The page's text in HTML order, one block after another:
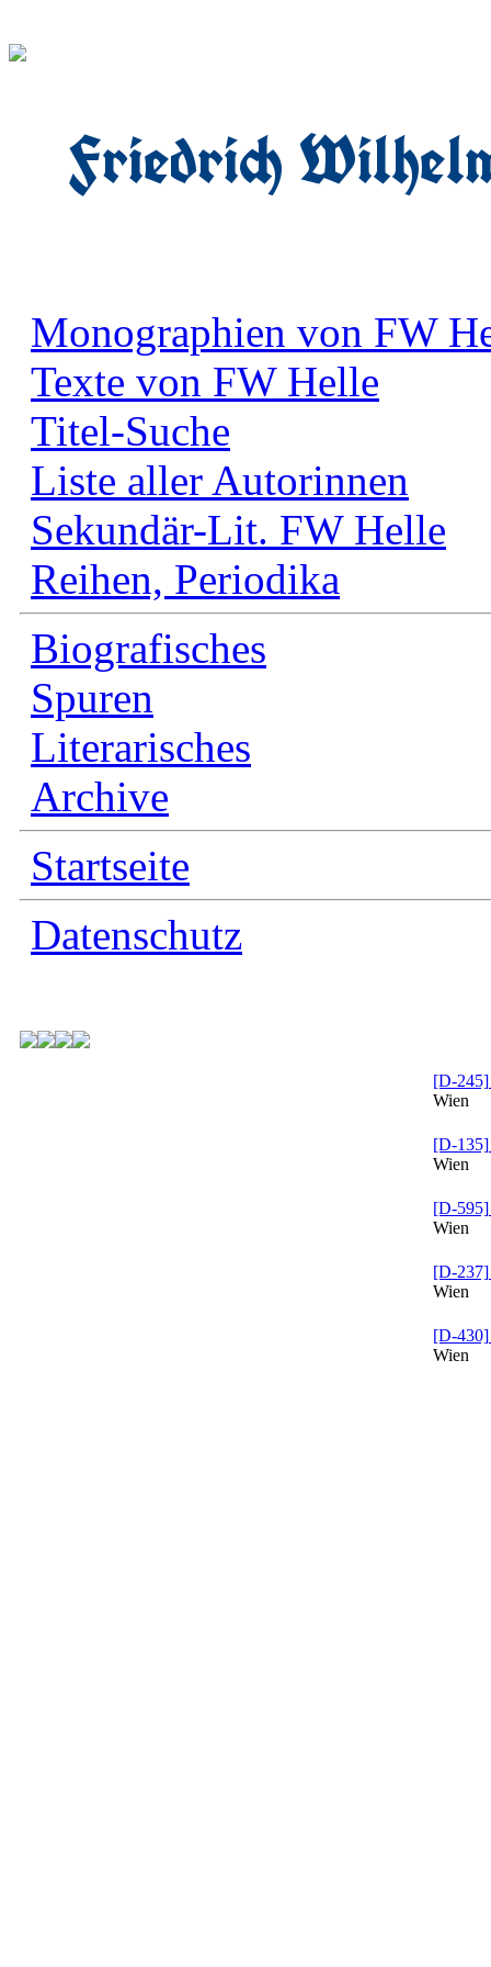
Friedrich
Monographien von FW
Texte von FW Helle
Titel-Suche
Liste aller Autorinnen
Sekundär-Lit. FW Helle
Reihen, Periodika
Biografisches
Spuren
Literarisches
Archive
Startseite
Datenschutz
[D-245]
Wien
[D-135]
Wien
[D-595]
Wien
[D-237]
Wien
[D-430]
Wien